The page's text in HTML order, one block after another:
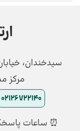
مرکز
02126722140
⏰ ساعات پاسخگویی: ۹ صبح تا ۲۱ -